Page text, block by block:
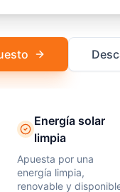
Energía solar
limpia
Apuesta por una
energía limpia,
renovable y